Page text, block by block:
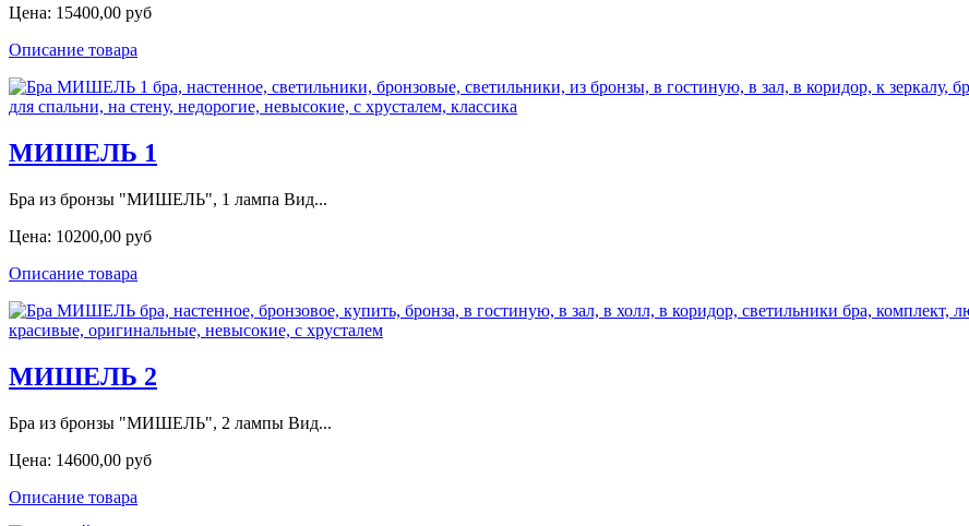
Цена: 15400,00 руб
Описание товара
МИШЕЛЬ 1
Бра из бронзы "МИШЕЛЬ", 1 лампа Вид...
Цена: 10200,00 руб
Описание товара
МИШЕЛЬ 2
Бра из бронзы "МИШЕЛЬ", 2 лампы Вид...
Цена: 14600,00 руб
Описание товара